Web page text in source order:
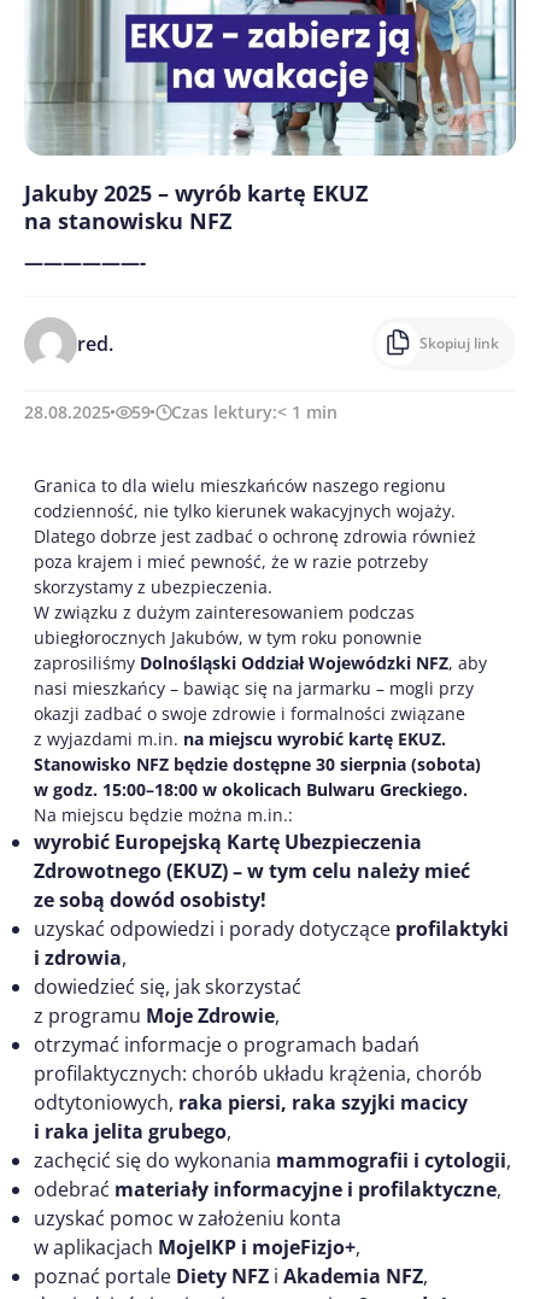
Jakuby 2025 – wyrób kartę EKUZ
na stanowisku NFZ
——————-
red. Skopiuj link
28.08.2025 59 Czas lektury:< 1 min
Granica to dla wielu mieszkańców naszego regionu
codzienność, nie tylko kierunek wakacyjnych wojaży.
Dlatego dobrze jest zadbać o ochronę zdrowia również
poza krajem i mieć pewność, że w razie potrzeby
skorzystamy z ubezpieczenia.
W związku z dużym zainteresowaniem podczas
ubiegłorocznych Jakubów, w tym roku ponownie
zaprosiliśmy Dolnośląski Oddział Wojewódzki NFZ, aby
nasi mieszkańcy – bawiąc się na jarmarku – mogli przy
okazji zadbać o swoje zdrowie i formalności związane
z wyjazdami m.in. na miejscu wyrobić kartę EKUZ.
Stanowisko NFZ będzie dostępne 30 sierpnia (sobota)
w godz. 15:00–18:00 w okolicach Bulwaru Greckiego.
Na miejscu będzie można m.in.:
wyrobić Europejską Kartę Ubezpieczenia
Zdrowotnego (EKUZ) – w tym celu należy mieć
ze sobą dowód osobisty!
uzyskać odpowiedzi i porady dotyczące profilaktyki
i zdrowia,
dowiedzieć się, jak skorzystać
z programu Moje Zdrowie,
otrzymać informacje o programach badań
profilaktycznych: chorób układu krążenia, chorób
odtytoniowych, raka piersi, raka szyjki macicy
i raka jelita grubego,
zachęcić się do wykonania mammografii i cytologii,
odebrać materiały informacyjne i profilaktyczne,
uzyskać pomoc w założeniu konta
w aplikacjach MojeIKP i mojeFizjo+,
poznać portale Diety NFZ i Akademia NFZ,